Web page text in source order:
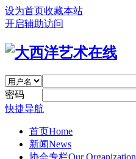
设为首页收藏本站
开启辅助访问
密码
快捷导航
首页Home
新闻News
协会专栏Our Organization